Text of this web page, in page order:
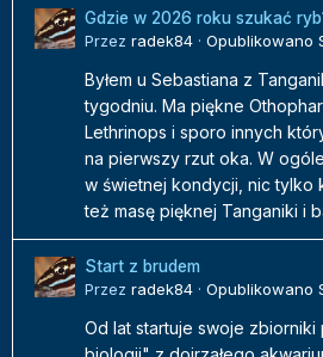
Gdzie w 2026 roku szukać
Przez radek84 · Opublikowano
Byłem u Sebastiana z
tygodniu. Ma piękne
Lethrinops i sporo innych
na pierwszy rzut oka. W
w świetnej kondycji, nic tylko
też masę pięknej Tanganiki i
Start z brudem
Przez radek84 · Opublikowano
Od lat startuje swoje